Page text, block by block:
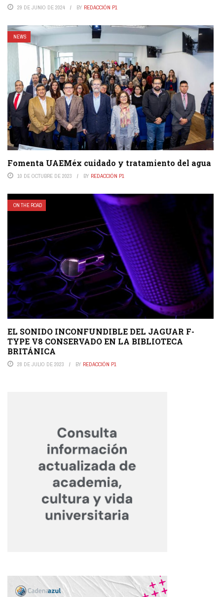
29 DE JUNIO DE 2024 BY REDACCIÓN P1
NEWS
Fomenta UAEMéx cuidado y tratamiento del agua
10 DE OCTUBRE DE 2023 BY REDACCIÓN P1
ON THE ROAD
EL SONIDO INCONFUNDIBLE DEL JAGUAR F-
TYPE V8 CONSERVADO EN LA BIBLIOTECA
BRITÁNICA
28 DE JULIO DE 2023 BY REDACCIÓN P1